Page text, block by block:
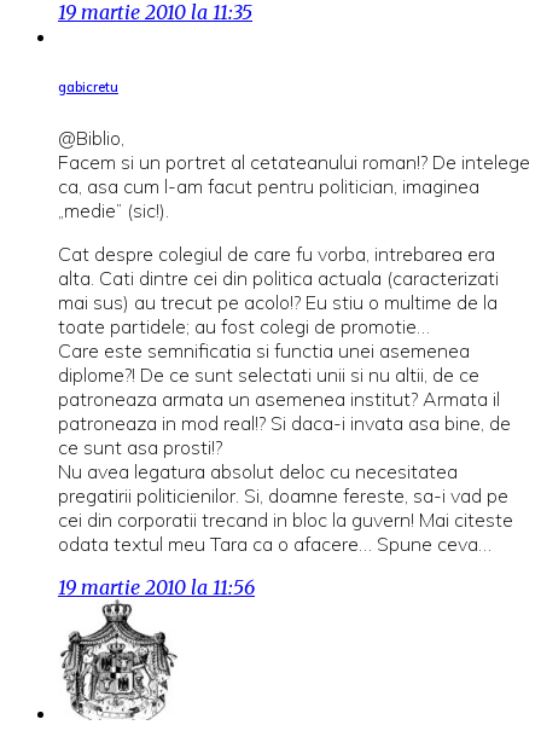
19 martie 2010 la 11:35
gabicretu
@Biblio,
Facem si un portret al cetateanului roman!? De intelege
ca, asa cum l-am facut pentru politician, imaginea
„medie” (sic!).
Cat despre colegiul de care fu vorba, intrebarea era
alta. Cati dintre cei din politica actuala (caracterizati
mai sus) au trecut pe acolo!? Eu stiu o multime de la
toate partidele; au fost colegi de promotie…
Care este semnificatia si functia unei asemenea
diplome?! De ce sunt selectati unii si nu altii, de ce
patroneaza armata un asemenea institut? Armata il
patroneaza in mod real!? Si daca-i invata asa bine, de
ce sunt asa prosti!?
Nu avea legatura absolut deloc cu necesitatea
pregatirii politicienilor. Si, doamne fereste, sa-i vad pe
cei din corporatii trecand in bloc la guvern! Mai citeste
odata textul meu Tara ca o afacere… Spune ceva…
19 martie 2010 la 11:56